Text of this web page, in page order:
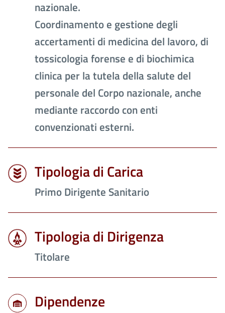
nazionale.
Coordinamento e gestione degli
accertamenti di medicina del lavoro, di
tossicologia forense e di biochimica
clinica per la tutela della salute del
personale del Corpo nazionale, anche
mediante raccordo con enti
convenzionati esterni.
Tipologia di Carica
Primo Dirigente Sanitario
Tipologia di Dirigenza
Titolare
Dipendenze